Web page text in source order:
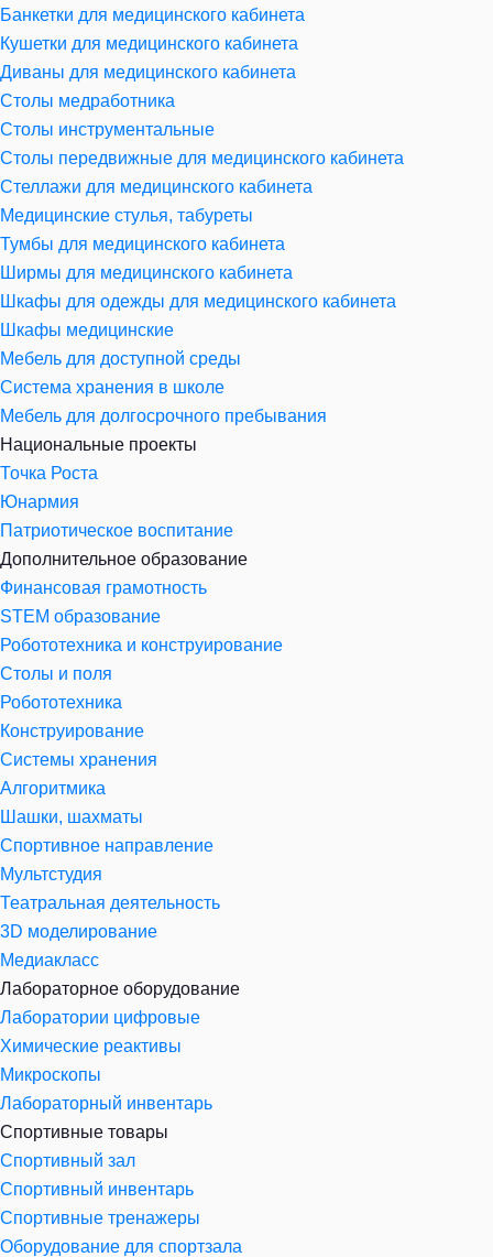
Банкетки для медицинского кабинета
Кушетки для медицинского кабинета
Диваны для медицинского кабинета
Столы медработника
Столы инструментальные
Столы передвижные для медицинского кабинета
Стеллажи для медицинского кабинета
Медицинские стулья, табуреты
Тумбы для медицинского кабинета
Ширмы для медицинского кабинета
Шкафы для одежды для медицинского кабинета
Шкафы медицинские
Мебель для доступной среды
Система хранения в школе
Мебель для долгосрочного пребывания
Национальные проекты
Точка Роста
Юнармия
Патриотическое воспитание
Дополнительное образование
Финансовая грамотность
STEM образование
Робототехника и конструирование
Столы и поля
Робототехника
Конструирование
Системы хранения
Алгоритмика
Шашки, шахматы
Спортивное направление
Мультстудия
Театральная деятельность
3D моделирование
Медиакласс
Лабораторное оборудование
Лаборатории цифровые
Химические реактивы
Микроскопы
Лабораторный инвентарь
Спортивные товары
Спортивный зал
Спортивный инвентарь
Спортивные тренажеры
Оборудование для спортзала